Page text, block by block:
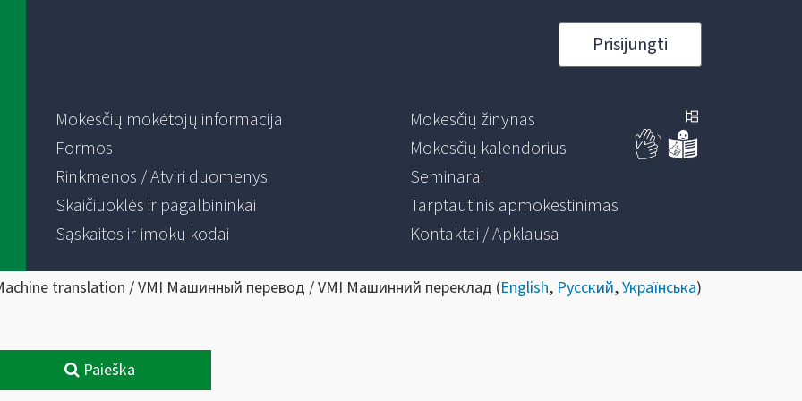
Prisijungti
Mokesčių mokėtojų informacija
Formos
Rinkmenos / Atviri duomenys
Skaičiuoklės ir pagalbininkai
Sąskaitos ir įmokų kodai
Mokesčių žinynas
Mokesčių kalendorius
Seminarai
Tarptautinis apmokestinimas
Kontaktai / Apklausa
translation / VMI Машинный перевод / VMI Машинний переклад (English, Русский,Українська)
Paieška